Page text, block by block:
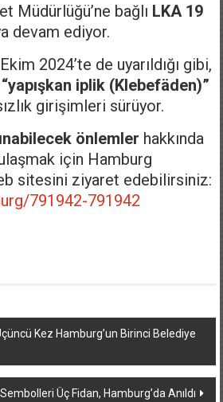
Müdürlüğü’ne bağlı LKA 19
devam ediyor.
2024’te de uyarıldığı gibi,
“yapışkan iplik (Klebefäden)”
girişimleri sürüyor.
önlemler hakkında
için Hamburg
sitesini ziyaret edebilirsiniz:
791942-791942
Kez Hamburg’un Birinci Belediye
Üç Fidan, Hamburg’da Anıldı